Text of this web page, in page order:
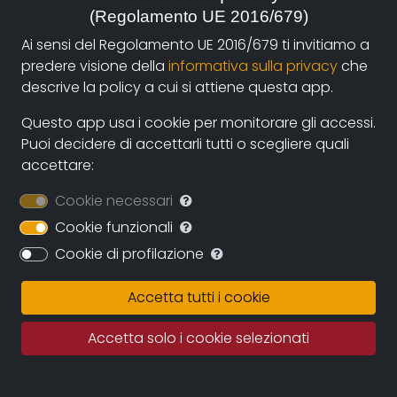
autori e i fruitori attraverso la nuova piattaforma di
streaming on-line e operazioni di partnership con sale
cinematografiche e circuiti televisivi. La collaborazione
diretta con gli autori assicurerà il continuo
ampliamento dell’archivio durante i prossimi anni
assicurando una proposta sempre più variegata e
multiculturale.
illimitato in cui conservare le opere, eleggendo ad uno
dei suoi obiettivi principali la conservazione della
memoria del documentario regionale e nazionale e
quindi della memoria per immagini tout court.
Fatto salvo il rigoroso rispetto dei diritti d’autore
questo grande archivio potrà diventare una fonte
importante per studiosi, studenti, porfessionisti in cui
(Regolamento UE 2016/679)
Ai sensi del Regolamento UE 2016/679 ti invitiamo a
predere visione della informativa sulla privacyche
descrive la policy a cui si attiene questa app.
Questo app usa i cookie per monitorare gli accessi.
Puoi decidere di accettarli tutti o scegliere quali
accettare:
Cookie necessari
Cookie funzionali
Cookie di profilazione
Accetta tutti i cookie
Accetta solo i cookie selezionati